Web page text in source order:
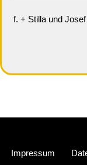
f. + Stilla und
Impressum